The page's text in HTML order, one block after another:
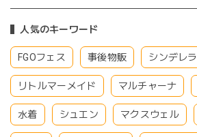
人気のキーワード
FGOフェス 事後物販 シンデレラ
リトルマーメイド マルチャーナ
水着 シュエン マクスウェル